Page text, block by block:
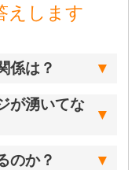
えします
係は？
が湧いてな
のか？